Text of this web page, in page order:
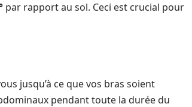
par rapport au sol. Ceci est crucial pour
jusqu’à ce que vos bras soient
pendant toute la durée du